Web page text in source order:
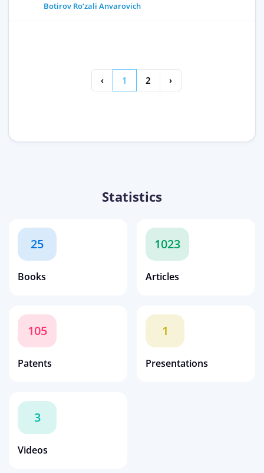
Botirov Ro‘zali Anvarovich
‹ 1 2 ›
Statistics
25
Books
1023
Articles
105
Patents
1
Presentations
3
Videos